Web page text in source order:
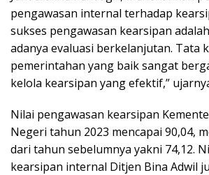
pengawasan internal terhadap
sukses pengawasan kearsipan
adanya evaluasi berkelanjutan. Tata
pemerintahan yang baik sangat
kelola kearsipan yang efektif,”
Nilai pengawasan kearsipan
Negeri tahun 2023 mencapai 90,04,
dari tahun sebelumnya yakni 74,12.
kearsipan internal Ditjen Bina Adwil